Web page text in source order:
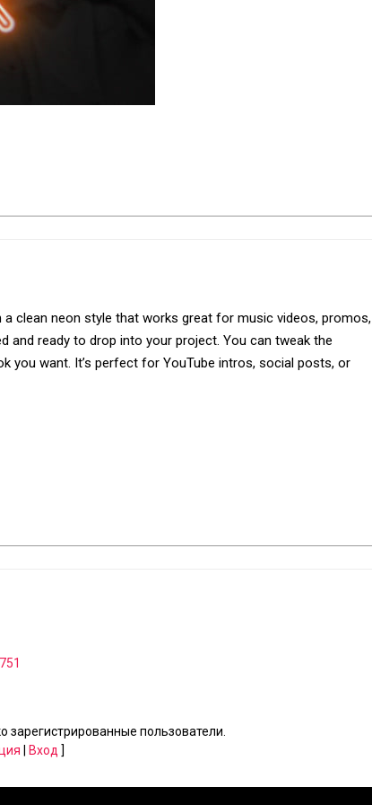
clean neon style that works great for music videos, promos,
and ready to drop into your project. You can tweak the
you want. It’s perfect for YouTube intros, social posts, or
пользователи.
Вход ]